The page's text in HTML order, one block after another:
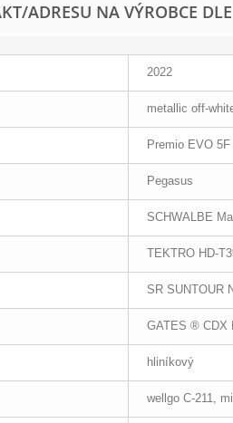
ADRESU NA VÝROBCE
2022
metallic off-
Premio EVO
Pegasus
SCHWALBE
TEKTRO HD-
SR SUNTOUR
GATES ® CDX
hliníkový
wellgo C-211,